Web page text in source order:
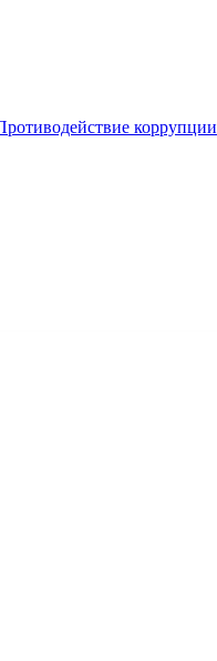
коррупции